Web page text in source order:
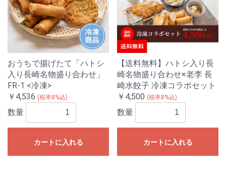
おうちで揚げたて「ハトシ
入り長崎名物盛り合わせ」
FR-1 <冷凍>
￥4,536 (税率8%込)
数量
カートに入れる
【送料無料】ハトシ入り長
崎名物盛り合わせ×老李 長
崎水餃子 冷凍コラボセット
￥4,500 (税率8%込)
数量
カートに入れる